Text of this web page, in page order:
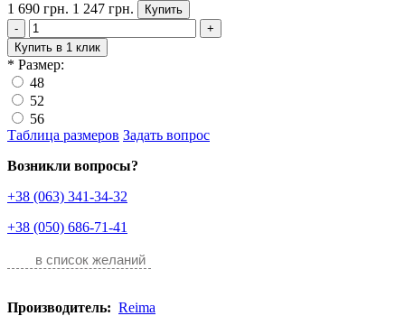
1 690 грн. 1 247 грн.
Купить
-
+
Купить в 1 клик
* Размер:
48
52
56
Таблица размеров Задать вопрос
Возникли вопросы?
+38 (063) 341-34-32
+38 (050) 686-71-41
в список желаний
Производитель: Reima